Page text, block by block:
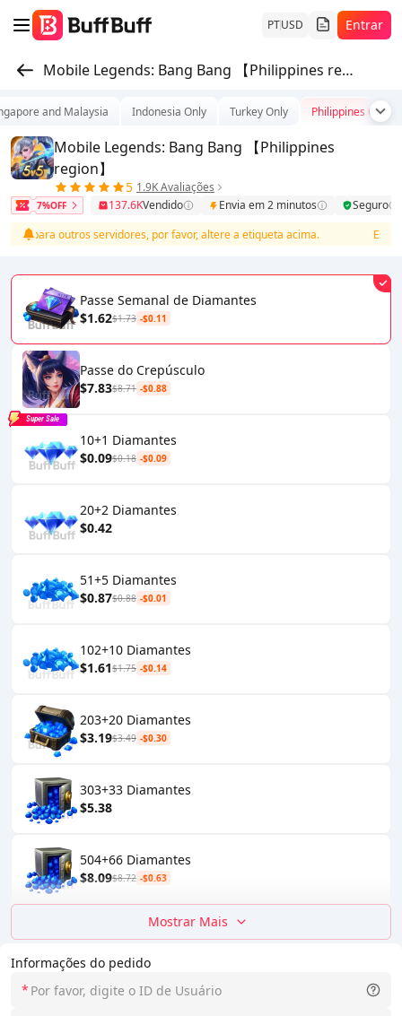
PTUSD Entrar
Mobile Legends: Bang Bang 【Philippines region】
Informações do pedido
*
and Malaysia Indonesia Only Turkey Only Philippines Only
Mobile Legends: Bang Bang 【Philippines
region】
5 1.9K Avaliações
7%OFF 137.6KVendido Envia em 2 minutos
Seguro
para outros servidores, por favor, altere a etiqueta acima.
Este
Passe Semanal de Diamantes
$1.62$1.73 -$0.11
Passe do Crepúsculo
$7.83$8.71 -$0.88
10+1 Diamantes
$0.09$0.18 -$0.09
Super Sale
20+2 Diamantes
$0.42
51+5 Diamantes
$0.87$0.88 -$0.01
102+10 Diamantes
$1.61$1.75 -$0.14
203+20 Diamantes
$3.19$3.49 -$0.30
303+33 Diamantes
$5.38
504+66 Diamantes
$8.09$8.72 -$0.63
Mostrar Mais